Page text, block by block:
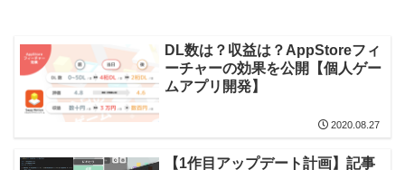
DL数は？収益は？AppStoreフィ
ーチャーの効果を公開【個人ゲー
ムアプリ開発】
2020.08.27
【1作目アップデート計画】記事